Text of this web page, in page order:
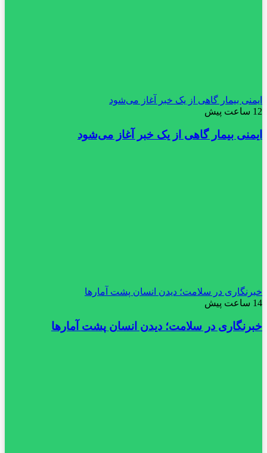
ایمنی بیمار گاهی از یک خبر آغاز می‌شود
12 ساعت پیش
ایمنی بیمار گاهی از یک خبر آغاز می‌شود
خبرنگاری در سلامت؛ دیدن انسان پشت آمارها
14 ساعت پیش
خبرنگاری در سلامت؛ دیدن انسان پشت آمارها